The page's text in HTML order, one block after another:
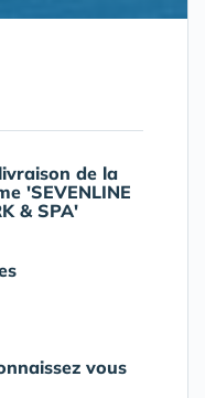
de la
'SEVENLINE
& SPA'
vous